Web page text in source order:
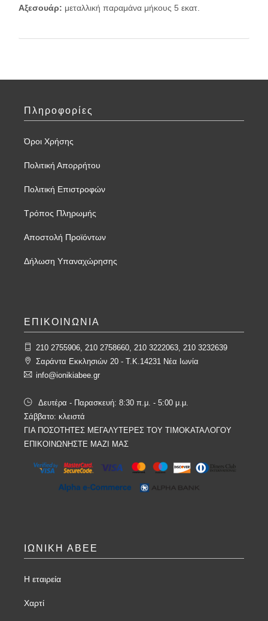
Αξεσουάρ: μεταλλική παραμάνα μήκους 5 εκατ.
Πληροφορίες
Όροι Χρήσης
Πολιτική Απορρήτου
Πολιτική Επιστροφών
Τρόπος Πληρωμής
Αποστολή Προϊόντων
Δήλωση Υπαναχώρησης
ΕΠΙΚΟΙΝΩΝΙΑ
210 2755906, 210 2758660, 210 3222063, 210 3232639
Σαράντα Εκκλησιών 20 - T.K.14231 Νέα Ιωνία
info@ionikiabee.gr
Δευτέρα - Παρασκευή: 8:30 π.μ. - 5:00 μ.μ.
Σάββατο: κλειστά
ΓΙΑ ΠΟΣΟΤΗΤΕΣ ΜΕΓΑΛΥΤΕΡΕΣ ΤΟΥ ΤΙΜΟΚΑΤΑΛΟΓΟΥ
ΕΠΙΚΟΙΝΩΝΗΣΤΕ ΜΑΖΙ ΜΑΣ
ΙΩΝΙΚΗ ΑΒΕΕ
Η εταιρεία
Χαρτί